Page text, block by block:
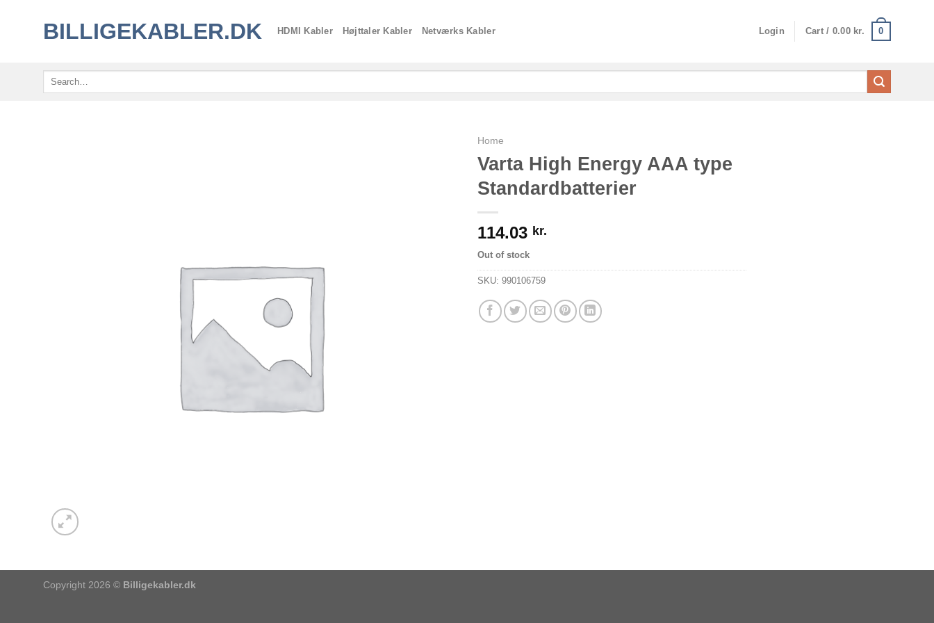
BILLIGEKABLER.DK HDMI Kabler Højttaler Kabler Netværks Kabler Login Cart / 0.00 kr. 0
Search
Home
Varta High Energy AAA type
Standardbatterier
114.03 kr.
Out of stock
SKU: 990106759
Copyright 2026 © Billigekabler.dk